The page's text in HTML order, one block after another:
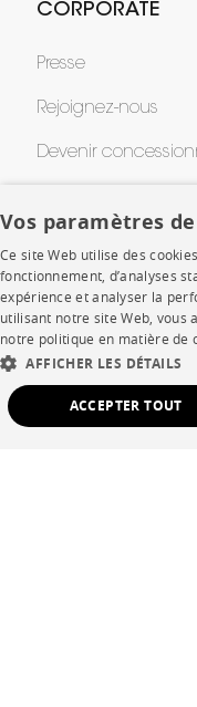
CORPORATE
Presse
Rejoignez-nous
Devenir
SHOP
Points de vente
Garanties et SAV
Ventes privées
Vos paramètres
Ce site Web utilise des
fonctionnement, d’analyses
expérience et analyser la
utilisant notre site Web, vous
notre politique en matière de
AFFICHER LES DÉTAILS
ACCEPTER TOUT